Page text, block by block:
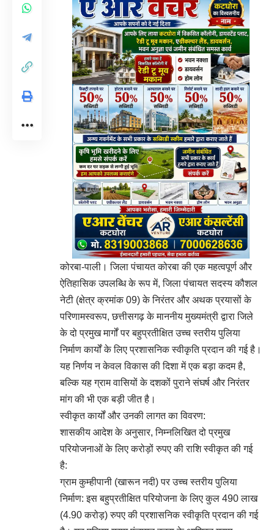
कोरबा-पाली। जिला पंचायत कोरबा की एक महत्वपूर्ण और
ऐतिहासिक उपलब्धि के रूप में, जिला पंचायत सदस्य कौशल
नेटी (क्षेत्र क्रमांक 09) के निरंतर और अथक प्रयासों के
परिणामस्वरूप, छत्तीसगढ़ के माननीय मुख्यमंत्री द्वारा जिले
के दो प्रमुख मार्गों पर बहुप्रतीक्षित उच्च स्तरीय पुलिया
निर्माण कार्यों के लिए प्रशासनिक स्वीकृति प्रदान की गई है।
यह निर्णय न केवल विकास की दिशा में एक बड़ा कदम है,
बल्कि यह ग्राम वासियों के दशकों पुराने संघर्ष और निरंतर
मांग की भी एक बड़ी जीत है।
स्वीकृत कार्यों और उनकी लागत का विवरण:
शासकीय आदेश के अनुसार, निम्नलिखित दो प्रमुख
परियोजनाओं के लिए करोड़ों रुपए की राशि स्वीकृत की गई
है:
ग्राम कुम्हीपानी (खारून नदी) पर उच्च स्तरीय पुलिया
निर्माण: इस बहुप्रतीक्षित परियोजना के लिए कुल 490 लाख
(4.90 करोड़) रुपए की प्रशासनिक स्वीकृति प्रदान की गई